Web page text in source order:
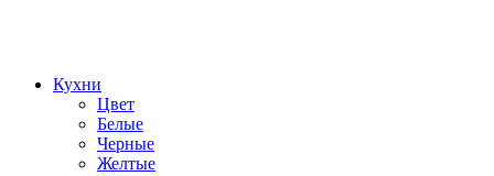
Кухни
Цвет
Белые
Черные
Желтые